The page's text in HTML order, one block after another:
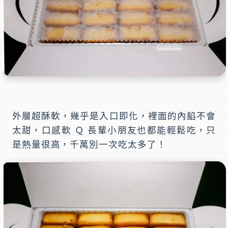
外層超酥軟，幾乎是入口即化，裡面的內餡不會
太甜，口感軟 Ｑ 長輩小朋友也都能輕鬆吃，只
是熱量很高，千萬別一次吃太多了！